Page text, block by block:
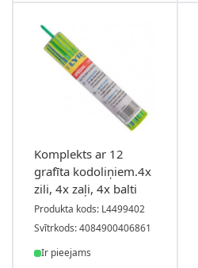
Komplekts ar 12
grafīta kodoliņiem.4x
zili, 4x zaļi, 4x balti
Produkta kods: L4499402
Svītrkods: 4084900406861
Ir pieejams